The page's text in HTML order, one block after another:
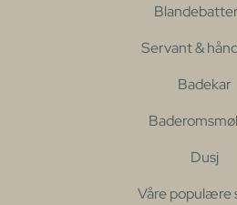
Servant &
Badekar
Dusj
Våre populære